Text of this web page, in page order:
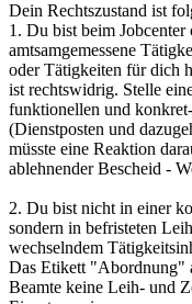
Dein Rechtszustand ist
1. Du bist beim
amtsamgemessene
oder Tätigkeiten für dich
ist rechtswidrig. Stelle
funktionellen und
(Dienstposten und
müsste eine Reaktion
ablehnender Bescheid -
2. Du bist nicht in einer
sondern in befristeten
wechselndem
Das Etikett "Abordnung"
Beamte keine Leih- und